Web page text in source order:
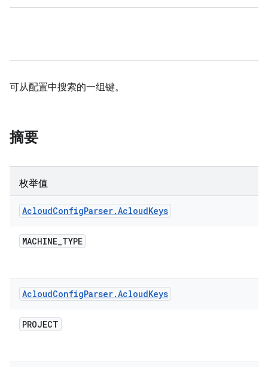
可从配置中搜索的一组键。
摘要
枚举值
AcloudConfigParser.AcloudKeys
MACHINE_TYPE
AcloudConfigParser.AcloudKeys
PROJECT